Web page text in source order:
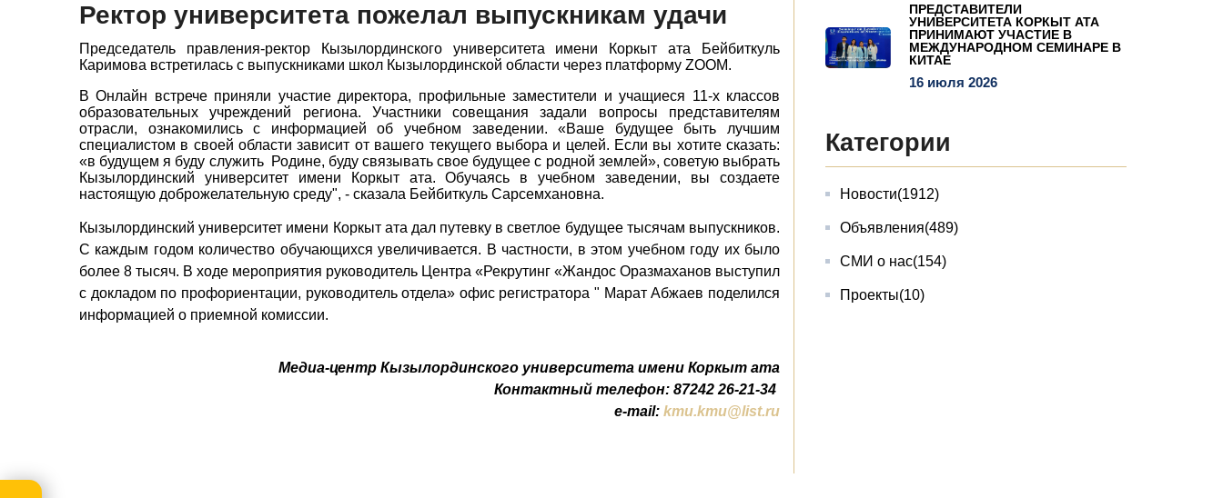
Ректор университета пожелал выпускникам удачи
Председатель правления-ректор Кызылординского университета имени Коркыт ата Бейбиткуль
Каримова встретилась с выпускниками школ Кызылординской области через платформу ZOOM.
В Онлайн встрече приняли участие директора, профильные заместители и учащиеся 11-х классов
образовательных учреждений региона. Участники совещания задали вопросы представителям
отрасли, ознакомились с информацией об учебном заведении. «Ваше будущее быть лучшим
специалистом в своей области зависит от вашего текущего выбора и целей. Если вы хотите сказать:
«в будущем я буду служить Родине, буду связывать свое будущее с родной землей», советую выбрать
Кызылординский университет имени Коркыт ата. Обучаясь в учебном заведении, вы создаете
настоящую доброжелательную среду", - сказала Бейбиткуль Сарсемхановна.
Кызылординский университет имени Коркыт ата дал путевку в светлое будущее тысячам выпускников.
С каждым годом количество обучающихся увеличивается. В частности, в этом учебном году их было
более 8 тысяч. В ходе мероприятия руководитель Центра «Рекрутинг «Жандос Оразмаханов выступил
с докладом по профориентации, руководитель отдела» офис регистратора " Марат Абжаев поделился
информацией о приемной комиссии.
Медиа-центр Кызылординского университета имени Коркыт ата
Контактный телефон: 87242 26-21-34
e-mail: kmu.kmu@list.ru
ПРЕДСТАВИТЕЛИ
УНИВЕРСИТЕТА КОРКЫТ АТА
ПРИНИМАЮТ УЧАСТИЕ В
МЕЖДУНАРОДНОМ СЕМИНАРЕ В
КИТАЕ
16 июля 2026
Категории
Новости(1912)
Объявления(489)
СМИ о нас(154)
Проекты(10)